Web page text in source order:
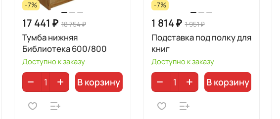
-7%
17 441 ₽ 18 754 ₽
Тумба нижняя
Библиотека 600/800
Доступно к заказу
В корзину
-7%
1 814 ₽ 1 951 ₽
Подставка под полку для
книг
Доступно к заказу
В корзину